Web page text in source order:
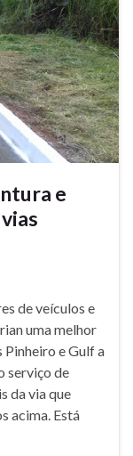
e
de veículos e
uma melhor
Pinheiro e Gulf a
serviço de
da via que
acima. Está